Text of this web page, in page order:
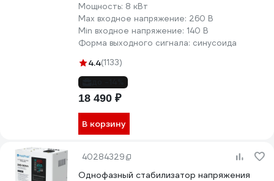
Мощность: 8 кВт
Max входное напряжение: 260 В
Min входное напряжение: 140 В
Форма выходного сигнала: синусоида
4.4(1133)
18 490 ₽
В корзину
40284329
Однофазный стабилизатор напряжения